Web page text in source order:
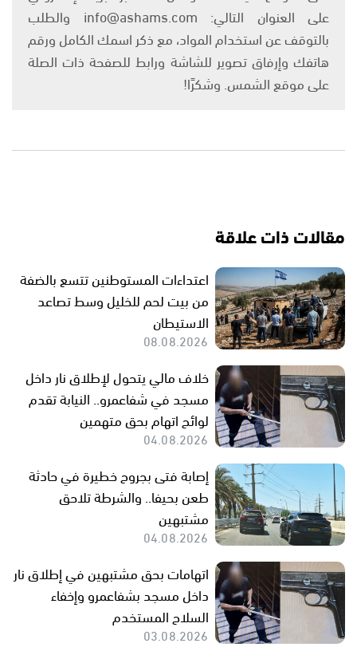
على العنوان التالي: info@ashams.com والطلب
بالتوقف عن استخدام المواد، مع ذكر اسمك الكامل ورقم
هاتفك وإرفاق تصوير للشاشة ورابط للصفحة ذات الصلة
على موقع الشمس. وشكرًا!
مقالات ذات علاقة
اعتداءات المستوطنين تتسع بالضفة
من بيت لحم للخليل وسط تصاعد
الاستيطان
08.08.2026
خلاف مالي يتحول لإطلاق نار داخل
مسجد في شفاعمرو.. النيابة تقدم
لوائح اتهام بحق متهمين
04.08.2026
إصابة فتى بجروح خطيرة في حادثة
طعن بحيفا.. والشرطة تلاحق
مشتبهين
04.08.2026
اتهامات بحق مشتبهين في إطلاق نار
داخل مسجد بشفاعمرو وإخفاء
السلاح المستخدم
03.08.2026